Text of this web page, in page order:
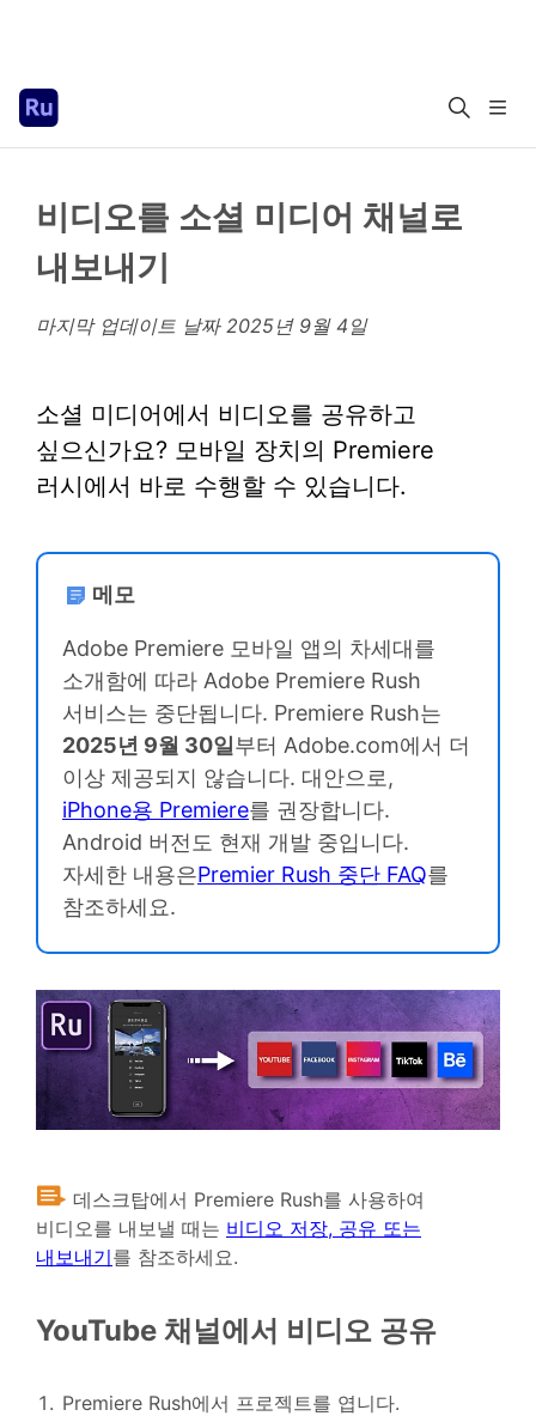
비디오를 소셜 미디어 채널로
내보내기
마지막 업데이트 날짜 2025년 9월 4일
소셜 미디어에서 비디오를 공유하고
싶으신가요? 모바일 장치의 Premiere
러시에서 바로 수행할 수 있습니다.
메모
Adobe Premiere 모바일 앱의 차세대를
소개함에 따라 Adobe Premiere Rush
서비스는 중단됩니다. Premiere Rush는
2025년 9월 30일 부터 Adobe.com에서 더
이상 제공되지 않습니다. 대안으로,
iPhone용 Premiere를 권장합니다.
Android 버전도 현재 개발 중입니다.
자세한 내용은Premier Rush 중단 FAQ를
참조하세요.
데스크탑에서 Premiere Rush를 사용하여
비디오를 내보낼 때는 비디오 저장, 공유 또는
내보내기를 참조하세요.
YouTube 채널에서 비디오 공유
Premiere Rush에서 프로젝트를 엽니다.